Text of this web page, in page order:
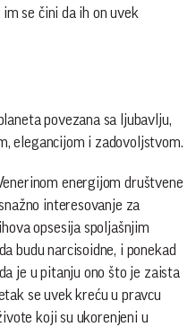
se čini da ih on uvek
povezana sa ljubavlju,
elegancijom i zadovoljstvom.
energijom društvene
interesovanje za
opsesija spoljašnjim
budu narcisoidne, i ponekad
je u pitanju ono što je zaista
se uvek kreću u pravcu
koji su ukorenjeni u